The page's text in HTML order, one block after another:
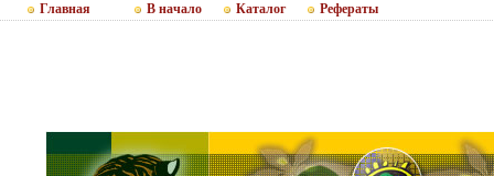
Главная В начало Каталог Рефераты